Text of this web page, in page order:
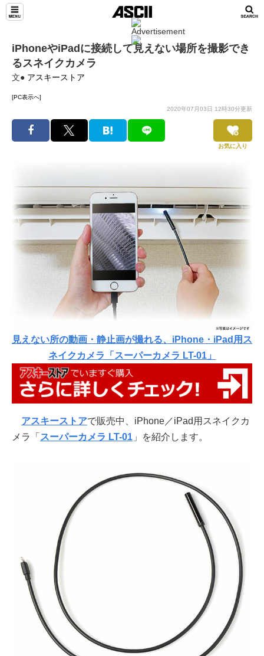
iPhoneやiPadに接続して見えない場所を撮影でき
るスネイクカメラ
文● アスキーストア
[PC表示へ]
2020年07月03日 12時30分更新
お気に入り
見えない所の動画・静止画が撮れる、iPhone・iPad用ス
ネイクカメラ「スーパーカメラ LT-01」
アスキーストアで販売中、iPhone／iPad用スネイクカ
メラ「 スーパーカメラ LT-01 」を紹介します。